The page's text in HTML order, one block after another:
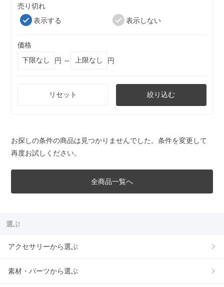
売り切れ
表示する
表示しない
価格
円 ～
円
リセット 絞り込む
お探しの条件の商品は見つかりませんでした。条件を変更して
再度お試しください。
全商品一覧へ
選ぶ
アクセサリーから選ぶ
素材・パーツから選ぶ